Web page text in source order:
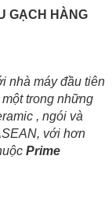
GẠCH HÀNG
nhà máy đầu tiên
trong những
, ngói và
với hơn
Prime